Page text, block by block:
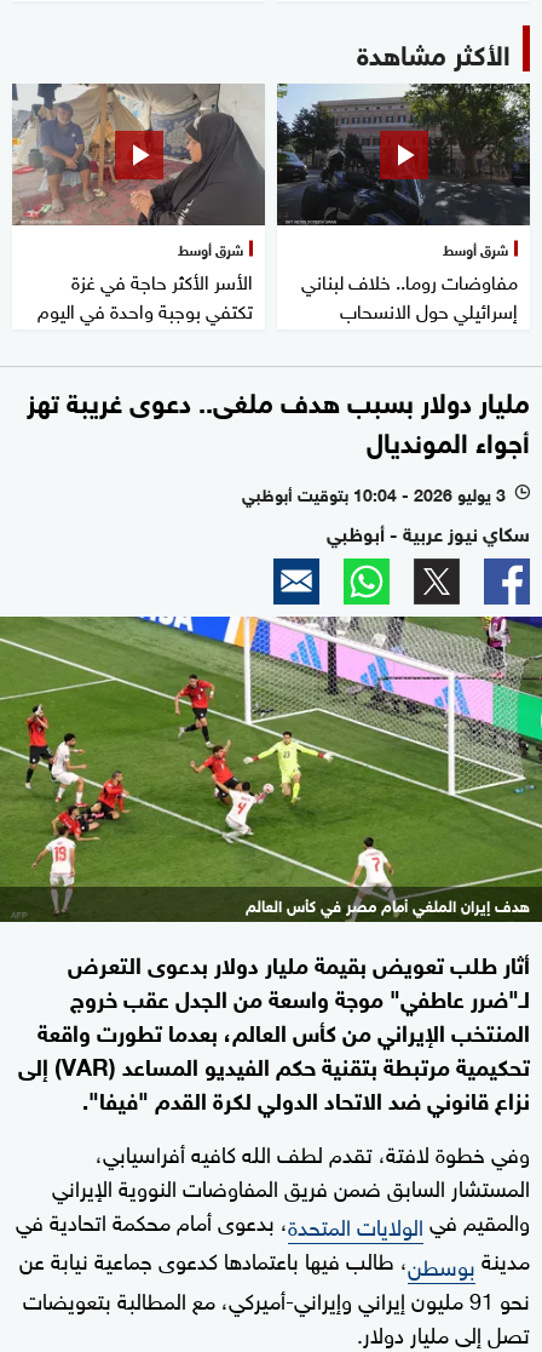
الأكثر مشاهدة
شرق أوسط
مفاوضات روما.. خلاف لبناني
إسرائيلي حول الانسحاب
شرق أوسط
الأسر الأكثر حاجة في غزة
تكتفي بوجبة واحدة في اليوم
مليار دولار بسبب هدف ملغى.. دعوى غريبة تهز
أجواء المونديال
l 3 يوليو 2026 - 10:04 بتوقيت أبوظبي
سكاي نيوز عربية - أبوظبي
هدف إيران الملغي أمام مصر في كأس العالم
أثار طلب تعويض بقيمة مليار دولار بدعوى التعرض
لـ"ضرر عاطفي" موجة واسعة من الجدل عقب خروج
المنتخب الإيراني من كأس العالم، بعدما تطورت واقعة
تحكيمية مرتبطة بتقنية حكم الفيديو المساعد (VAR) إلى
نزاع قانوني ضد الاتحاد الدولي لكرة القدم "فيفا".
وفي خطوة لافتة، تقدم لطف الله كافيه أفراسيابي،
المستشار السابق ضمن فريق المفاوضات النووية الإيراني
والمقيم فيالولايات المتحدة، بدعوى أمام محكمة اتحادية في
مدينةبوسطن، طالب فيها باعتمادها كدعوى جماعية نيابة عن
نحو 91 مليون إيراني وإيراني-أميركي، مع المطالبة بتعويضات
تصل إلى مليار دولار.